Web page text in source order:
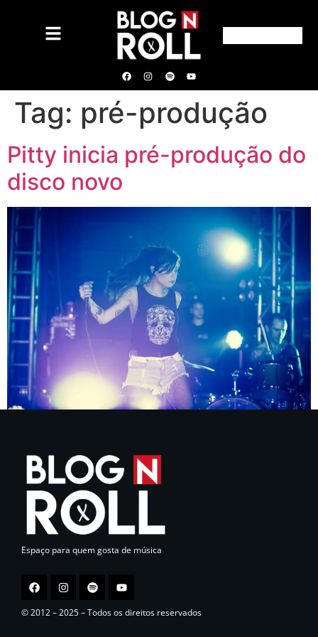
Tag: pré-produção
Pitty inicia pré-produção do
disco novo
Espaço para quem gosta de música
© 2012 – 2025 – Todos os direitos reservados